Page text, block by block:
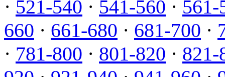
· 521-540 · 541-560 · 561-
660 · 661-680 · 681-700 ·
· 781-800 · 801-820 · 821-